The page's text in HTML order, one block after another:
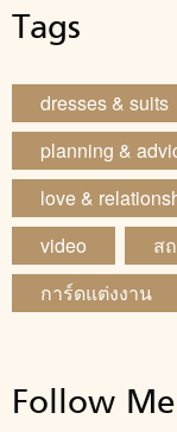
Tags
dresses & suits
planning &
love &
video
ส
การ์ดแต่งงาน
Follow Me